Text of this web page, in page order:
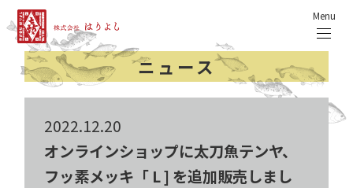
Menu
ニュース
2022.12.20
オンラインショップに太刀魚テンヤ、
フッ素メッキ「 L ] を追加販売しまし